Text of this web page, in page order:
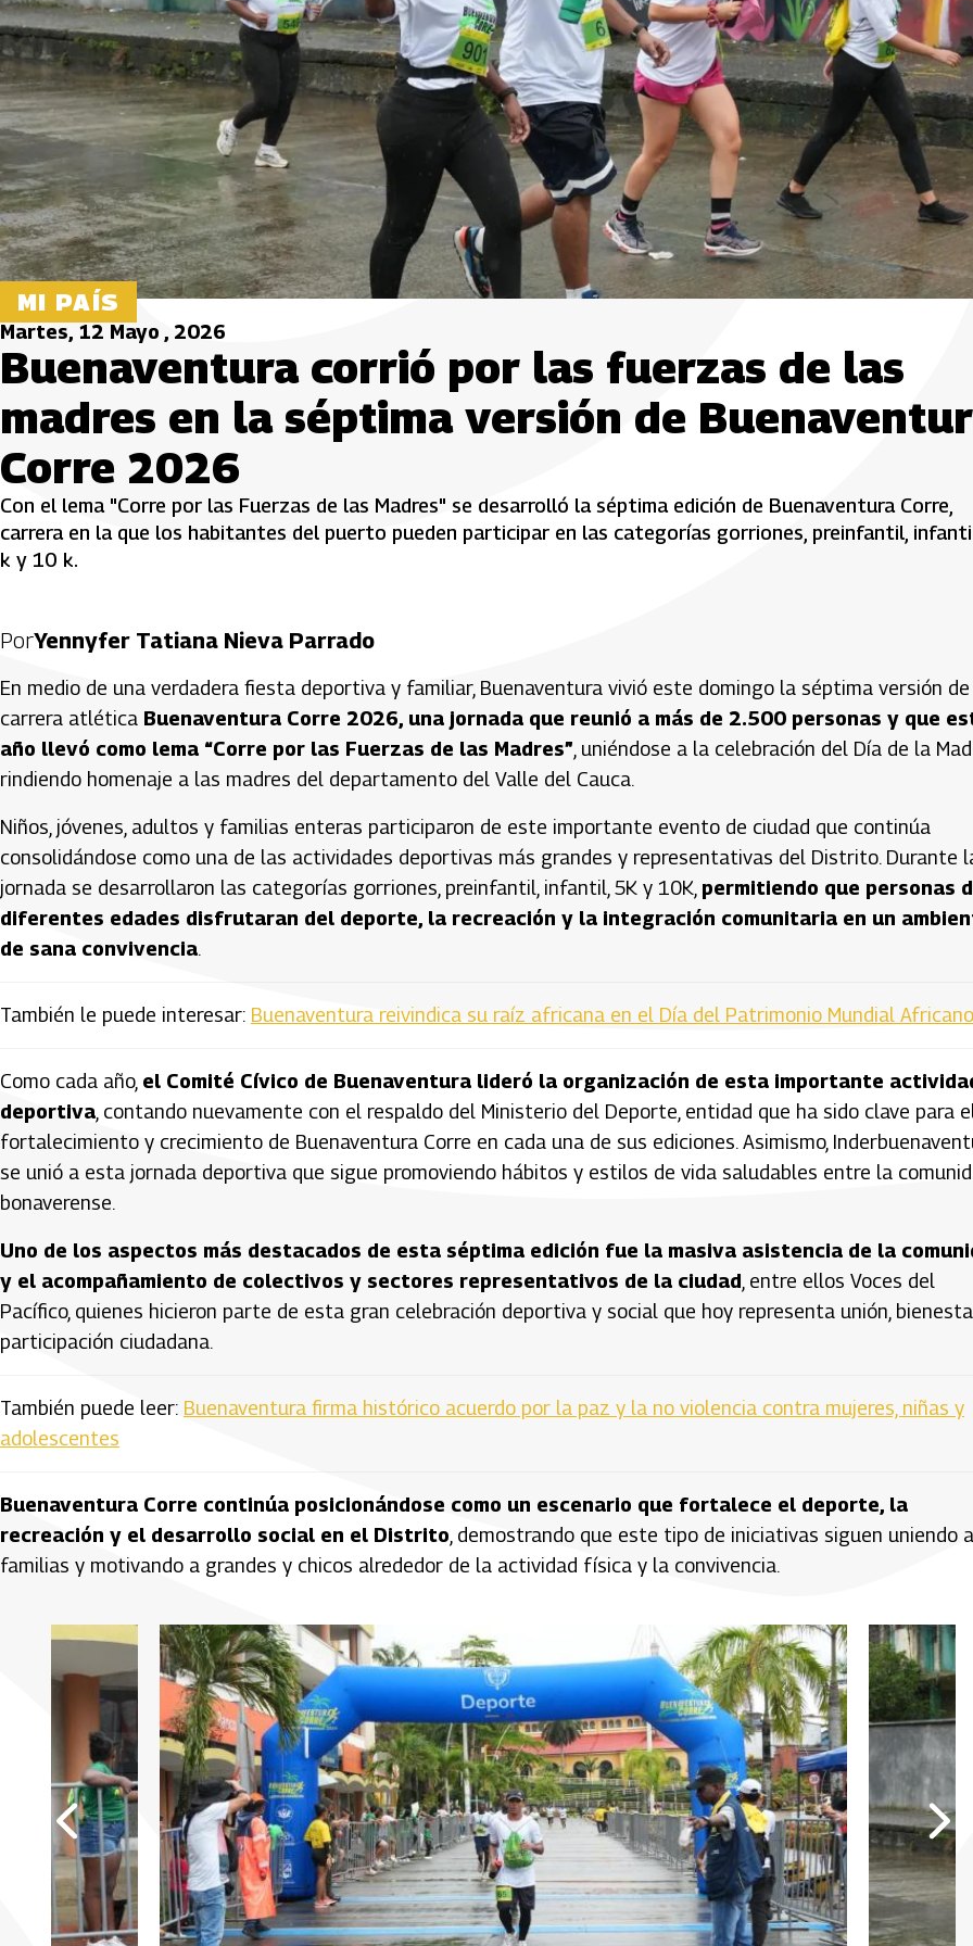
MI PAÍS
Martes, 12 Mayo , 2026
Buenaventura corrió por las fuerzas de las
madres en la séptima versión de
Corre 2026
Con el lema "Corre por las Fuerzas de las Madres" se desarrolló la séptima edición de Buenaventura Corre,
carrera en la que los habitantes del puerto pueden participar en las categorías gorriones, preinfantil,
k y 10 k.
PorYennyfer Tatiana Nieva Parrado
En medio de una verdadera fiesta deportiva y familiar, Buenaventura vivió este domingo la séptima versión
carrera atlética Buenaventura Corre 2026, una jornada que reunió a más de 2.500 personas y que
año llevó como lema “Corre por las Fuerzas de las Madres” , uniéndose a la celebración del Día de la
rindiendo homenaje a las madres del departamento del Valle del Cauca.
Niños, jóvenes, adultos y familias enteras participaron de este importante evento de ciudad que continúa
consolidándose como una de las actividades deportivas más grandes y representativas del Distrito. Durante
jornada se desarrollaron las categorías gorriones, preinfantil, infantil, 5K y 10K, permitiendo que personas
diferentes edades disfrutaran del deporte, la recreación y la integración comunitaria en un
de sana convivencia.
También le puede interesar: Buenaventura reivindica su raíz africana en el Día del Patrimonio Mundial Africano
Como cada año, el Comité Cívico de Buenaventura lideró la organización de esta importante
deportiva , contando nuevamente con el respaldo del Ministerio del Deporte, entidad que ha sido clave para
fortalecimiento y crecimiento de Buenaventura Corre en cada una de sus ediciones. Asimismo,
se unió a esta jornada deportiva que sigue promoviendo hábitos y estilos de vida saludables entre la
bonaverense.
Uno de los aspectos más destacados de esta séptima edición fue la masiva asistencia de la
y el acompañamiento de colectivos y sectores representativos de la ciudad , entre ellos Voces del
Pacífico, quienes hicieron parte de esta gran celebración deportiva y social que hoy representa unión,
participación ciudadana.
También puede leer: Buenaventura firma histórico acuerdo por la paz y la no violencia contra mujeres, niñas y
adolescentes
Buenaventura Corre continúa posicionándose como un escenario que fortalece el deporte, la
recreación y el desarrollo social en el Distrito , demostrando que este tipo de iniciativas siguen uniendo
familias y motivando a grandes y chicos alrededor de la actividad física y la convivencia.